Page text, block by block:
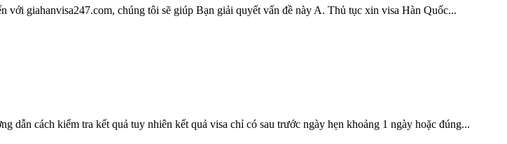
giahanvisa247.com, chúng tôi sẽ giúp Bạn giải quyết vấn đề này A. Thủ tục xin visa Hàn Quốc...
cách kiểm tra kết quả tuy nhiên kết quả visa chỉ có sau trước ngày hẹn khoảng 1 ngày hoặc đúng...